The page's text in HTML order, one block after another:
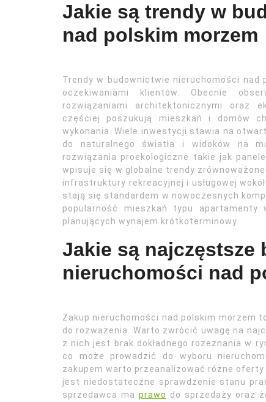
Jakie są trendy w
nad polskim morzem
Trendy w budownictwie nieruchomości
oczekiwaniami klientów. Obecnie
rozwiązaniami architektonicznymi oraz
częściej poszukują mieszkań i domów
wykonania. Wiele inwestycji stawia na
do naturalnego światła i widoków na
rozwiązania proekologiczne takie jak
wpisuje się w globalne trendy
infrastruktury rekreacyjnej i usługowej
stają się standardem w nowoczesnych
popularność mieszkań typu
planujących wynajem krótkoterminowy.
Jakie są najczęstsze
nieruchomości nad
Zakup nieruchomości nad polskim morzem
do rozważenia. Warto zwrócić uwagę na
z nich jest brak dokładnego rozeznania w
co może prowadzić do wyboru
zakupem warto przeanalizować różne oferty
jest niedostateczne sprawdzenie stanu
sprzedawca ma prawo do sprzedaży oraz